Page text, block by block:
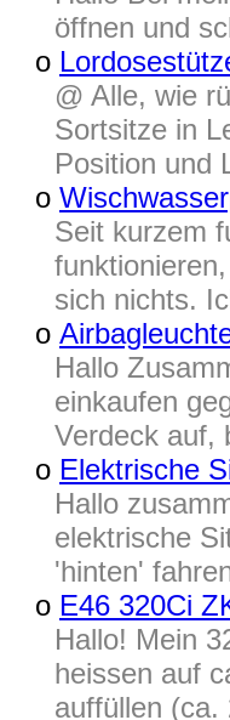
öffnen und
o
@ Alle, wie
Sortsitze in
Position und
o
Seit kurzem
sich nichts.
o
Hallo
einkaufen
Verdeck auf,
o Elektrische
Hallo
elektrische
'hinten'
o E46 320Ci
Hallo! Mein
heissen auf
auffüllen (ca.